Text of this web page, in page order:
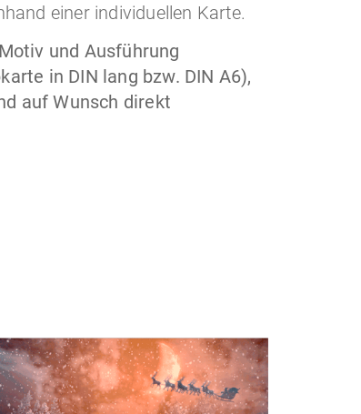
einer individuellen Karte.
Motiv und Ausführung
in DIN lang bzw. DIN A6),
auf Wunsch direkt